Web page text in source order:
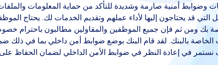
وضوابط أمنية صارمة وشديدة للتأكد من حماية المعلومات
التي قد يحتاجون إليها لأداء عملهم وتقديم الخدمات لك. يحتاج
بك ومن ثم فإن جميع الموظفين والمقاولين مطالبون باحترام
بالبنك. لقد قام البنك بوضع ضوابط أمن داخلي بما في ذلك
في إعادة النظر في ضوابط الأمن الداخلي لضمان الحفاظ على